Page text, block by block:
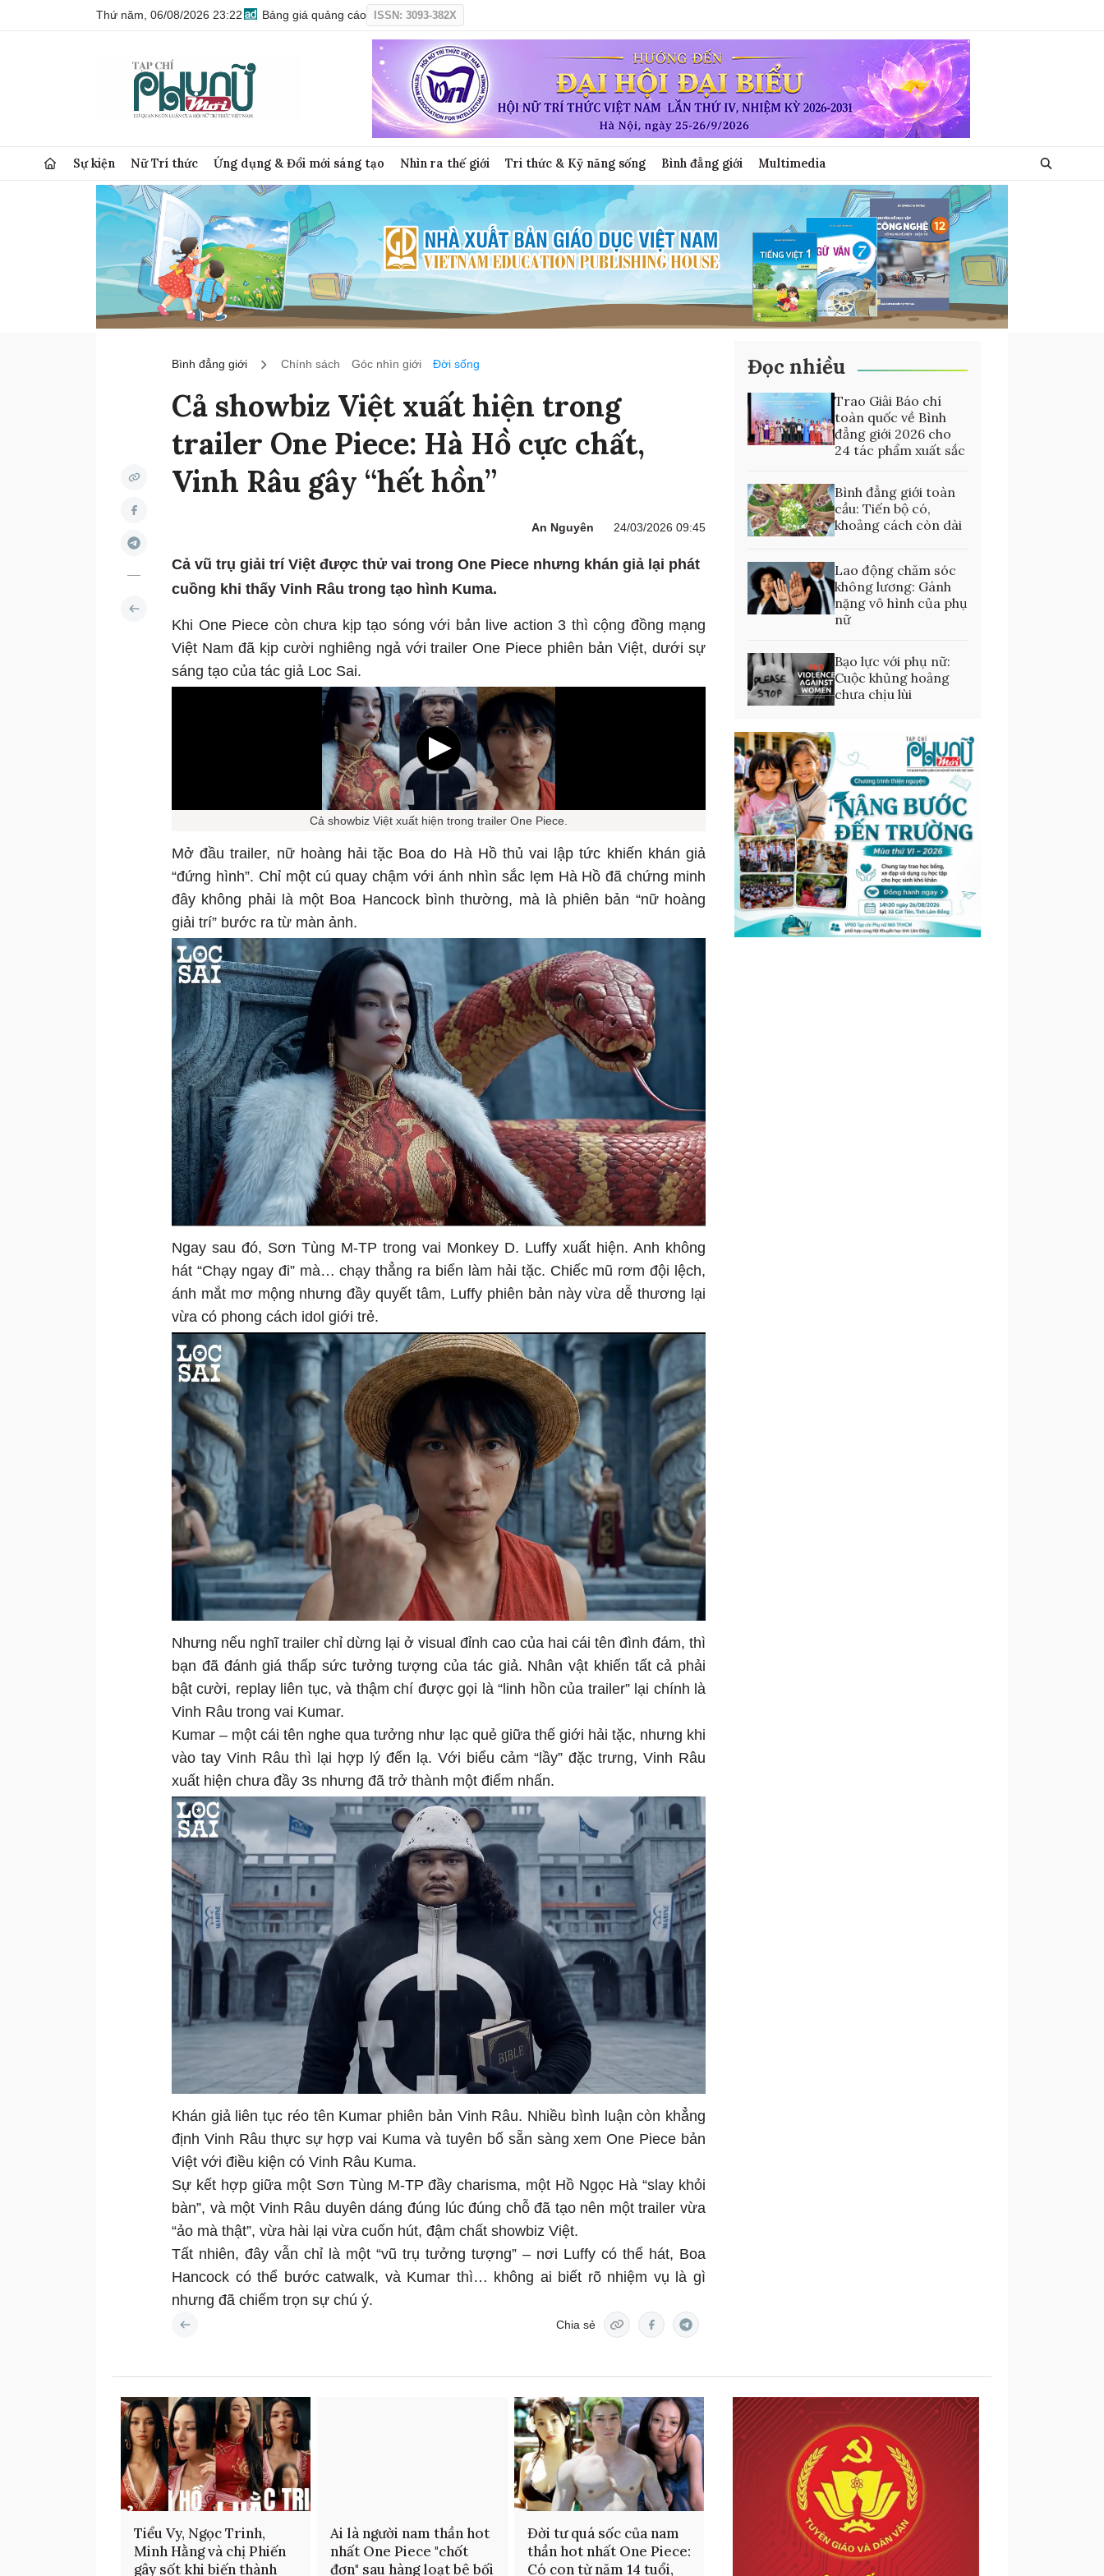
Thứ năm, 06/08/2026 23:22 Bảng giá quảng cáo ISSN: 3093-382X
Sự kiện Nữ Trí thức Ứng dụng & Đổi mới sáng tạo Nhìn ra thế giới Tri thức & Kỹ năng sống Bình đẳng giới Multimedia
Bình đẳng giới Chính sách Góc nhìn giới Đời sống
Cả showbiz Việt xuất hiện trong
trailer One Piece: Hà Hồ cực chất,
Vinh Râu gây “hết hồn”
An Nguyên 24/03/2026 09:45
Cả vũ trụ giải trí Việt được thử vai trong One Piece nhưng khán giả lại phát
cuồng khi thấy Vinh Râu trong tạo hình Kuma.
Khi One Piece còn chưa kịp tạo sóng với bản live action 3 thì cộng đồng mạng
Việt Nam đã kịp cười nghiêng ngả với trailer One Piece phiên bản Việt, dưới sự
sáng tạo của tác giả Loc Sai.
Cả showbiz Việt xuất hiện trong trailer One Piece.
Mở đầu trailer, nữ hoàng hải tặc Boa do Hà Hồ thủ vai lập tức khiến khán giả
“đứng hình”. Chỉ một cú quay chậm với ánh nhìn sắc lẹm Hà Hồ đã chứng minh
đây không phải là một Boa Hancock bình thường, mà là phiên bản “nữ hoàng
giải trí” bước ra từ màn ảnh.
Ngay sau đó, Sơn Tùng M-TP trong vai Monkey D. Luffy xuất hiện. Anh không
hát “Chạy ngay đi” mà… chạy thẳng ra biển làm hải tặc. Chiếc mũ rơm đội lệch,
ánh mắt mơ mộng nhưng đầy quyết tâm, Luffy phiên bản này vừa dễ thương lại
vừa có phong cách idol giới trẻ.
Nhưng nếu nghĩ trailer chỉ dừng lại ở visual đỉnh cao của hai cái tên đình đám, thì
bạn đã đánh giá thấp sức tưởng tượng của tác giả. Nhân vật khiến tất cả phải
bật cười, replay liên tục, và thậm chí được gọi là “linh hồn của trailer” lại chính là
Vinh Râu trong vai Kumar.
Kumar – một cái tên nghe qua tưởng như lạc quẻ giữa thế giới hải tặc, nhưng khi
vào tay Vinh Râu thì lại hợp lý đến lạ. Với biểu cảm “lầy” đặc trưng, Vinh Râu
xuất hiện chưa đầy 3s nhưng đã trở thành một điểm nhấn.
Khán giả liên tục réo tên Kumar phiên bản Vinh Râu. Nhiều bình luận còn khẳng
định Vinh Râu thực sự hợp vai Kuma và tuyên bố sẵn sàng xem One Piece bản
Việt với điều kiện có Vinh Râu Kuma.
Sự kết hợp giữa một Sơn Tùng M-TP đầy charisma, một Hồ Ngọc Hà “slay khỏi
bàn”, và một Vinh Râu duyên dáng đúng lúc đúng chỗ đã tạo nên một trailer vừa
“ảo mà thật”, vừa hài lại vừa cuốn hút, đậm chất showbiz Việt.
Tất nhiên, đây vẫn chỉ là một “vũ trụ tưởng tượng” – nơi Luffy có thể hát, Boa
Hancock có thể bước catwalk, và Kumar thì… không ai biết rõ nhiệm vụ là gì
nhưng đã chiếm trọn sự chú ý.
Chia sẻ
Đọc nhiều
Trao Giải Báo chí
toàn quốc về Bình
đẳng giới 2026 cho
24 tác phẩm xuất sắc
Bình đẳng giới toàn
cầu: Tiến bộ có,
khoảng cách còn dài
Lao động chăm sóc
không lương: Gánh
nặng vô hình của phụ
nữ
Bạo lực với phụ nữ:
Cuộc khủng hoảng
chưa chịu lùi
Tiểu Vy, Ngọc Trinh,
Minh Hằng và chị Phiến
gây sốt khi biến thành
Ai là người nam thần hot
nhất One Piece "chốt
đơn" sau hàng loạt bê bối
Đời tư quá sốc của nam
thần hot nhất One Piece:
Có con từ năm 14 tuổi,